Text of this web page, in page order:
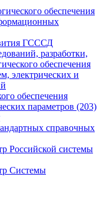
обеспечения
ГСССД
разработки,
обеспечения
электрических и
обеспечения
параметров (203)
справочных
Российской системы
Системы